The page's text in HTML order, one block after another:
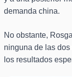
demanda china.
No obstante,
ninguna de las
los resultados